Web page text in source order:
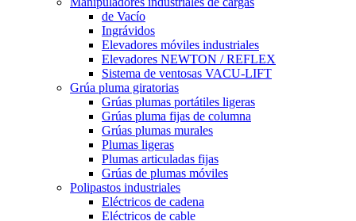
de Vacío
Ingrávidos
Elevadores móviles industriales
Elevadores NEWTON / REFLEX
Sistema de ventosas VACU-LIFT
Grúa pluma giratorias
Grúas plumas portátiles ligeras
Grúas pluma fijas de columna
Grúas plumas murales
Plumas ligeras
Plumas articuladas fijas
Grúas de plumas móviles
Polipastos industriales
Eléctricos de cadena
Eléctricos de cable